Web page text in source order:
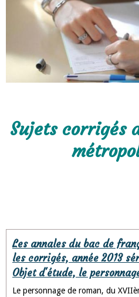
Sujets corrigés
Les annales du bac de
les corrigés, année 2013
Objet d'étude, le
Le personnage de roman, du